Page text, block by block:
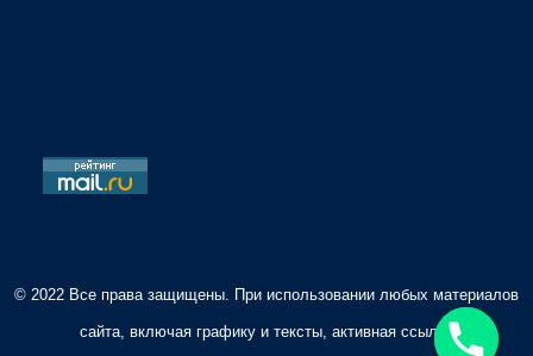
© 2022 Все права защищены. При использовании любых материалов
сайта, включая графику и тексты, активная ссылка